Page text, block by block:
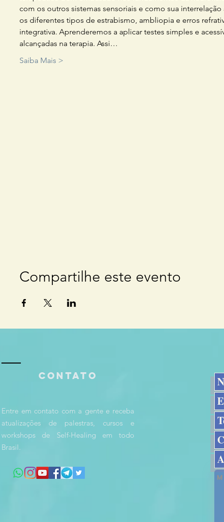
com os outros sistemas sensoriais e como sua
os diferentes tipos de estrabismo, ambliopia e erros
integrativa. Aprenderemos a aplicar testes simples e
alcançadas na terapia. Assi…
Saiba Mais >
Compartilhe este evento
Contato
Entre em contato com a gente e receba
atualizações de palestras, cursos e
workshops de Self-Healing em todo
Brasil.